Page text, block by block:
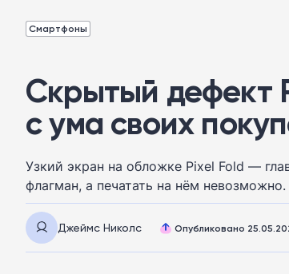
Смартфоны
Скрытый дефект
с ума своих
Узкий экран на обложке Pixel Fold —
флагман, а печатать на нём
Джеймс Николс Опубликовано